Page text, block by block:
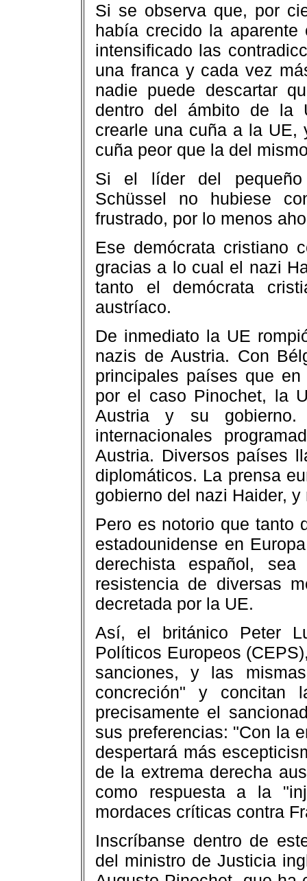
Si se observa que, por
había crecido la
intensificado las
una franca y cada vez
nadie puede descartar
dentro del ámbito de la
crearle una cuña a la UE,
cuña peor que la del
Si el líder del pequeño
Schüssel no hubiese
frustrado, por lo menos
Ese demócrata cristiano
gracias a lo cual el nazi
tanto el demócrata
austríaco.
De inmediato la UE
nazis de Austria. Con
principales países que
por el caso Pinochet, la
Austria y su gobierno.
internacionales
Austria. Diversos países
diplomáticos. La prensa
gobierno del nazi Haider,
Pero es notorio que tanto
estadounidense en
derechista español,
resistencia de diversas
decretada por la UE.
Así, el británico Peter
Políticos Europeos
sanciones, y las
concreción" y concitan
precisamente el
sus preferencias: "Con la
despertará más
de la extrema derecha
como respuesta a la
mordaces críticas contra
Inscríbanse dentro de
del ministro de Justicia